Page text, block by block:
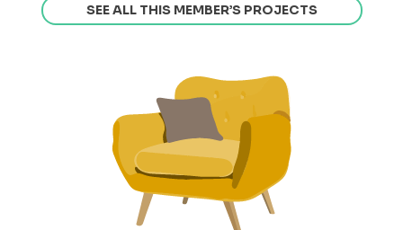
SEE ALL THIS MEMBER’S PROJECTS